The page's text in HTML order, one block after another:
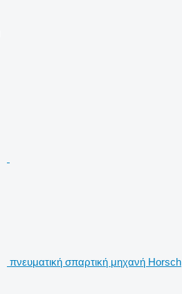
πνευματική σπαρτική μηχανή Horsch